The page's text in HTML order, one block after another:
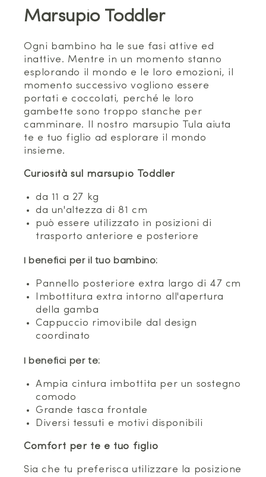
Marsupio Toddler
Ogni bambino ha le sue fasi attive ed
inattive. Mentre in un momento stanno
esplorando il mondo e le loro emozioni, il
momento successivo vogliono essere
portati e coccolati, perché le loro
gambette sono troppo stanche per
camminare. Il nostro marsupio Tula aiuta
te e tuo figlio ad esplorare il mondo
insieme.
Curiosità sul marsupio Toddler
da 11 a 27 kg
da un'altezza di 81 cm
può essere utilizzato in posizioni di
trasporto anteriore e posteriore
I benefici per il tuo bambino:
Pannello posteriore extra largo di 47 cm
Imbottitura extra intorno all'apertura
della gamba
Cappuccio rimovibile dal design
coordinato
I benefici per te:
Ampia cintura imbottita per un sostegno
comodo
Grande tasca frontale
Diversi tessuti e motivi disponibili
Comfort per te e tuo figlio
Sia che tu preferisca utilizzare la posizione